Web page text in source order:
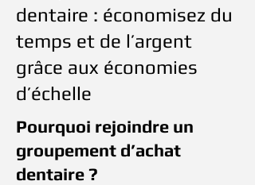
dentaire : économisez du
temps et de l’argent
grâce aux économies
d’échelle
Pourquoi rejoindre un
groupement d’achat
dentaire ?